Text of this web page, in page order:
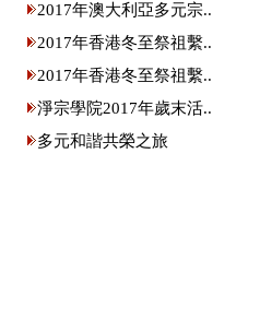
2017年澳大利亞多元宗..
2017年香港冬至祭祖繫..
2017年香港冬至祭祖繫..
淨宗學院2017年歲末活..
多元和諧共榮之旅